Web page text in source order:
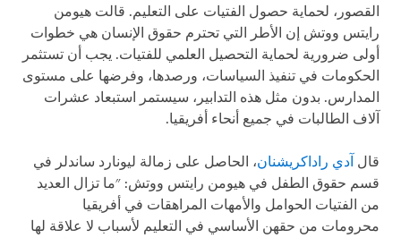
القصور، لحماية حصول الفتيات على التعليم. قالت هيومن
رايتس ووتش إن الأطر التي تحترم حقوق الإنسان هي خطوات
أولى ضرورية لحماية التحصيل العلمي للفتيات. يجب أن تستثمر
الحكومات في تنفيذ السياسات، ورصدها، وفرضها على مستوى
المدارس. بدون مثل هذه التدابير، سيستمر استبعاد عشرات
آلاف الطالبات في جميع أنحاء أفريقيا.
قال آدي راداكريشنان، الحاصل على زمالة ليونارد ساندلر في
قسم حقوق الطفل في هيومن رايتس ووتش: "ما تزال العديد
من الفتيات الحوامل والأمهات المراهقات في أفريقيا
محرومات من حقهن الأساسي في التعليم لأسباب لا علاقة لها